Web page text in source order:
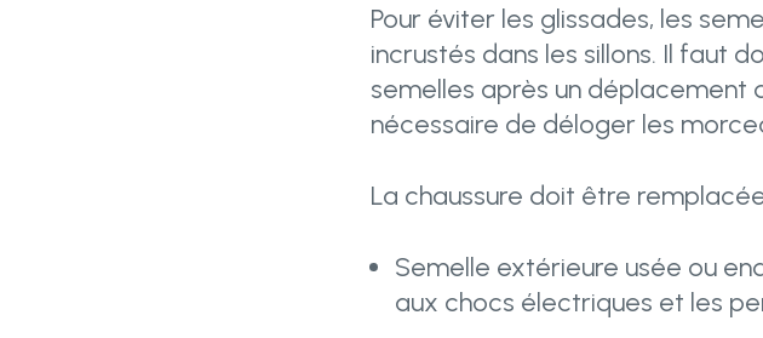
Pour éviter les glissades, les
incrustés dans les sillons. Il faut
semelles après un déplacement
nécessaire de déloger les
La chaussure doit être
Semelle extérieure usée ou
aux chocs électriques et les